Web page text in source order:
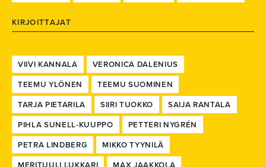
KIRJOITTAJAT
VIIVI KANNALA VERONICA DALENIUS
TEEMU YLÖNEN TEEMU SUOMINEN
TARJA PIETARILA SIIRI TUOKKO SAIJA RANTALA
PIHLA SUNELL-KUUPPO PETTERI NYGRÉN
PETRA LINDBERG MIKKO TYYNILÄ
MERITUULI LUKKARI MAX JAAKKOLA